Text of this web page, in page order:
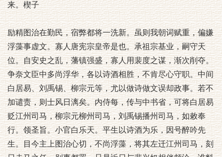
来。楔子
励精图治在勤民，宿弊都将一洗新。虽则我朝词赋重，偏嫌
浮藻事虚文。寡人唐宪宗皇帝是也。承祖宗基业，嗣守天
位。自安史之乱，藩镇强盛，寡人用裴度之谋，渐次削夺。
争奈文臣中多尚浮华，各以诗酒相胜，不肯尽心守职。中间
白居易、刘禹锡、柳宗元等，尤以做诗做文误却政事。若不
加谴责，则士风日漓矣。内侍每，传与中书省，可将白居易
贬江州司马，柳宗元柳州司马，刘禹锡播州司马，如敕奉
行。领圣旨。小官白乐天。平生以诗酒为乐，因号醉吟先
生。目今主上图治心切，不尚浮藻，将其左迁江州司马，刻